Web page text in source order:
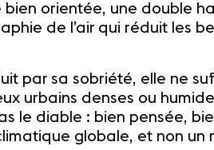
orientée, une double
de l’air qui réduit les
par sa sobriété, elle ne
urbains denses ou
le diable : bien pensée,
globale, et non un